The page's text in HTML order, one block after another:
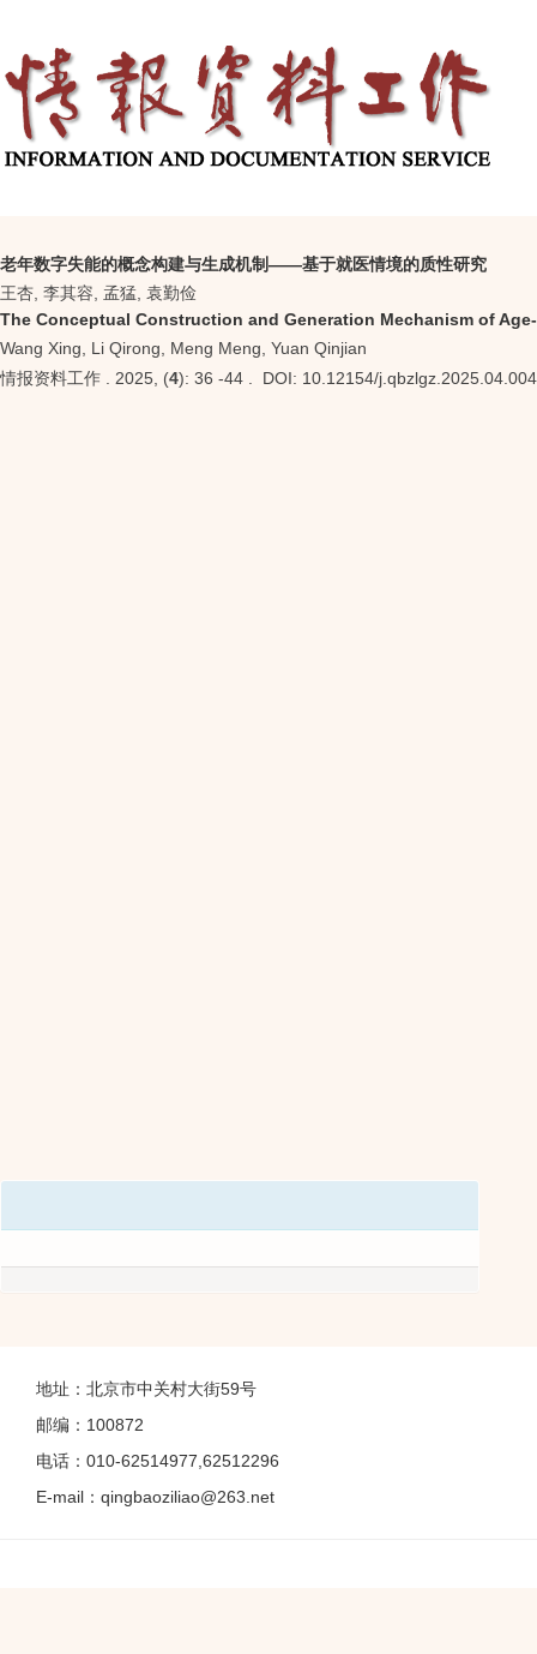
老年数字失能的概念构建与生成机制——基于就医情境的质性研究
王杏, 李其容, 孟猛, 袁勤俭
The Conceptual Construction and Generation Mechanism of
Wang Xing, Li Qirong, Meng Meng, Yuan Qinjian
情报资料工作 . 2025, (4): 36 -44 . DOI: 10.12154/j.qbzlgz.2025.04.004
地址：北京市中关村大街59号
邮编：100872
电话：010-62514977,62512296
E-mail：qingbaoziliao@263.net